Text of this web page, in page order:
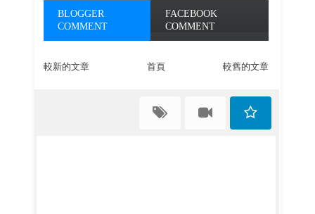
BLOGGER
COMMENT
FACEBOOK
COMMENT
較新的文章 較舊的文章
首頁